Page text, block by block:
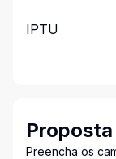
IPTU
Proposta
Preencha os